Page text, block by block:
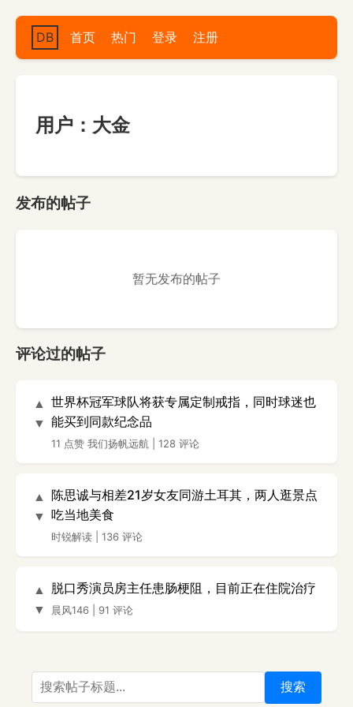
DB 首页 热门 登录 注册
用户：大金
发布的帖子
暂无发布的帖子
评论过的帖子
▲
▼
世界杯冠军球队将获专属定制戒指，同时球迷也
能买到同款纪念品
11 点赞 我们扬帆远航 128 评论
▲
▼
陈思诚与相差21岁女友同游土耳其，两人逛景点
吃当地美食
时锐解读 136 评论
▲
▼
脱口秀演员房主任患肠梗阻，目前正在住院治疗
晨风146 91 评论
搜索